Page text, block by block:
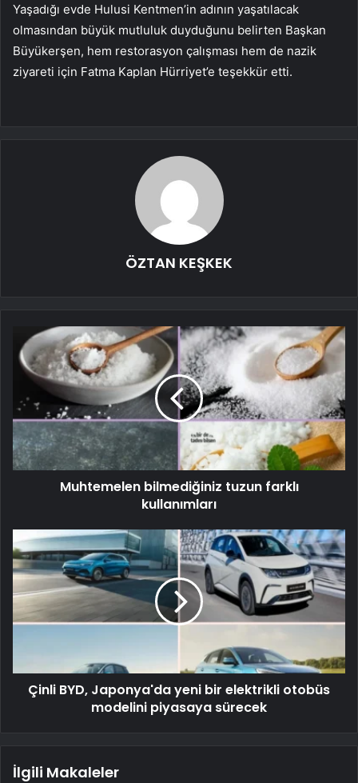
Yaşadığı evde Hulusi Kentmen’in adının yaşatılacak
olmasından büyük mutluluk duyduğunu belirten Başkan
Büyükerşen, hem restorasyon çalışması hem de nazik
ziyareti için Fatma Kaplan Hürriyet’e teşekkür etti.
ÖZTAN KEŞKEK
Muhtemelen bilmediğiniz tuzun farklı
kullanımları
Çinli BYD, Japonya'da yeni bir elektrikli otobüs
modelini piyasaya sürecek
İlgili Makaleler